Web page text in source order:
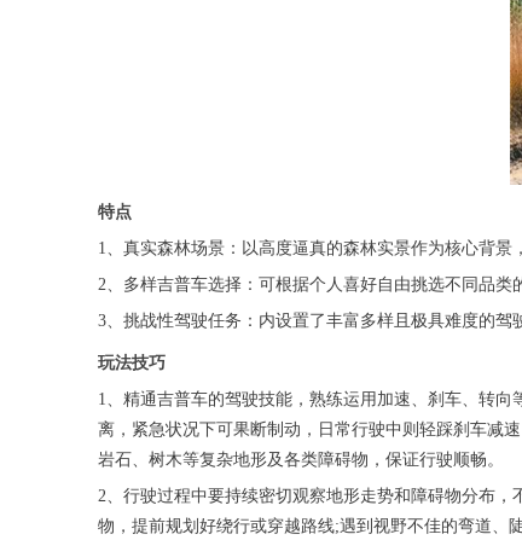
特点
1、真实森林场景：以高度逼真的森林实景作为核心背
2、多样吉普车选择：可根据个人喜好自由挑选不同品
3、挑战性驾驶任务：内设置了丰富多样且极具难度的
玩法技巧
1、精通吉普车的驾驶技能，熟练运用加速、刹车、转
离，紧急状况下可果断制动，日常行驶中则轻踩刹车减
岩石、树木等复杂地形及各类障碍物，保证行驶顺畅。
2、行驶过程中要持续密切观察地形走势和障碍物分布
物，提前规划好绕行或穿越路线;遇到视野不佳的弯道、